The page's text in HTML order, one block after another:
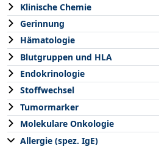
Klinische Chemie
Gerinnung
Hämatologie
Blutgruppen und HLA
Endokrinologie
Stoffwechsel
Tumormarker
Molekulare Onkologie
Allergie (spez. IgE)